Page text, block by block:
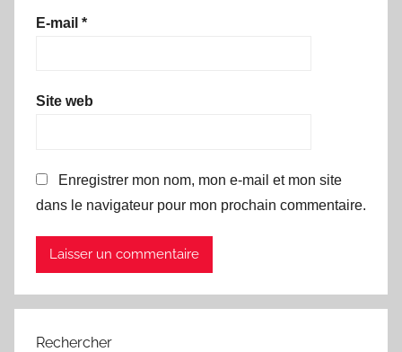
E-mail *
Site web
Enregistrer mon nom, mon e-mail et mon site
dans le navigateur pour mon prochain commentaire.
Rechercher